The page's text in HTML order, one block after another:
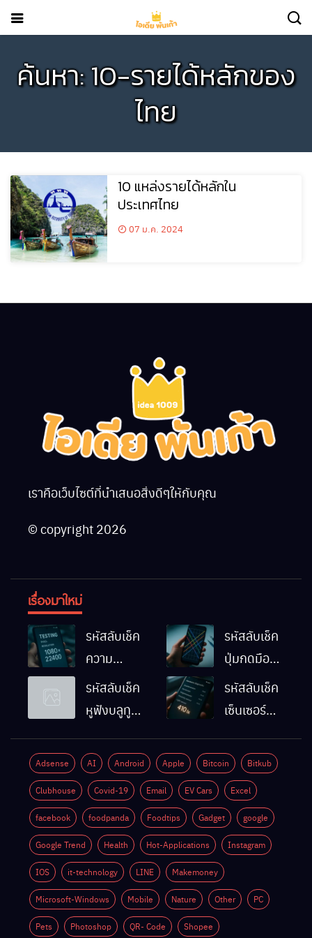
ค้นหา: 10-รายได้หลักของ
ไทย
10 แหล่งรายได้หลักใน
ประเทศไทย
07 ม.ค. 2024
เราคือเว็บไซต์ที่นำเสนอสิ่งดีๆให้กับคุณ
© copyright 2026
เรื่องมาใหม่
รหัสลับเช็ค
ความ
ละเอียดหน้า
จอมือถือ
รหัสลับเช็ค
ปุ่มกดมือถือ
Android
ทำงานปกติ
รหัสลับเช็ค
หูฟังบลูทูธ
Android
ด้วยตัวเอง
รหัสลับเช็ค
เซ็นเซอร์
Android
ทำงานปกติ
ไหม
Adsense AI Android Apple Bitcoin Bitkub
Clubhouse Covid-19 Email EV Cars Excel
facebook foodpanda Foodtips Gadget google
Google Trend Health Hot-Applications Instagram
IOS it-technology LINE Makemoney
Microsoft-Windows Mobile Nature Other PC
Pets Photoshop QR- Code Shopee